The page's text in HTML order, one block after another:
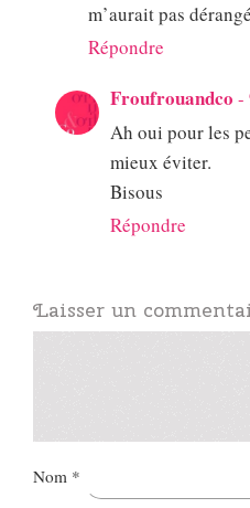
m’aurait pas
Répondre
Froufrouandco -
Ah oui pour les
mieux éviter.
Bisous
Répondre
Laisser un
Nom *